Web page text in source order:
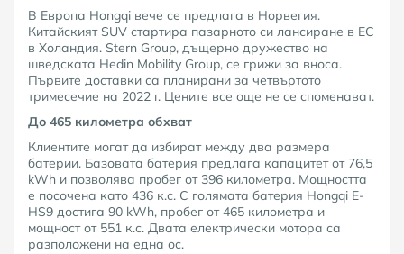
В Европа Hongqi вече се предлага в Норвегия.
Китайският SUV стартира пазарното си лансиране в ЕС
в Холандия. Stern Group, дъщерно дружество на
шведската Hedin Mobility Group, се грижи за вноса.
Първите доставки са планирани за четвъртото
тримесечие на 2022 г. Цените все още не се споменават.
До 465 километра обхват
Клиентите могат да избират между два размера
батерии. Базовата батерия предлага капацитет от 76,5
kWh и позволява пробег от 396 километра. Мощността
е посочена като 436 к.с. С голямата батерия Hongqi E-
HS9 достига 90 kWh, пробег от 465 километра и
мощност от 551 к.с. Двата електрически мотора са
разположени на една ос.